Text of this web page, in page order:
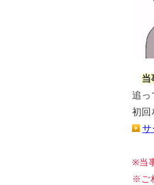
当
追っ
初回
サ
※当
※ご